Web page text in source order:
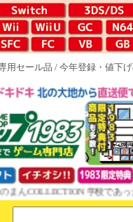
用セール品 / 今年登録・値下
学校であった怖